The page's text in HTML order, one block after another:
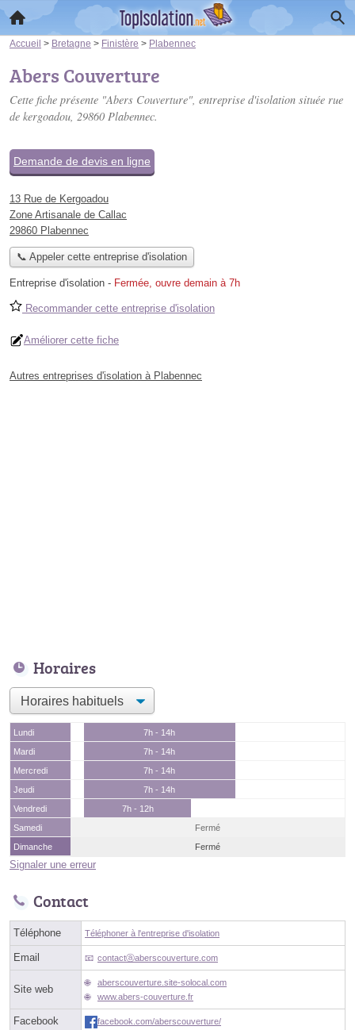
Accueil > Bretagne > Finistère > Plabennec
Abers Couverture
Cette fiche présente "Abers Couverture", entreprise d'isolation située rue
de kergoadou, 29860 Plabennec.
Demande de devis en ligne
13 Rue de Kergoadou
Zone Artisanale de Callac
29860 Plabennec
📞 Appeler cette entreprise d'isolation
Entreprise d'isolation - Fermée, ouvre demain à 7h
Recommander cette entreprise d'isolation
Améliorer cette fiche
Autres entreprises d'isolation à Plabennec
Horaires
Lundi
7h - 14h
Mardi
7h - 14h
Mercredi
7h - 14h
Jeudi
7h - 14h
Vendredi
7h - 12h
Samedi
Fermé
Dimanche
Fermé
Signaler une erreur
Contact
Téléphone Téléphoner à l'entreprise d'isolation
Email contactⓐaberscouverture.com
Site web
aberscouverture.site-solocal.com
www.abers-couverture.fr
Facebook facebook.com/aberscouverture/